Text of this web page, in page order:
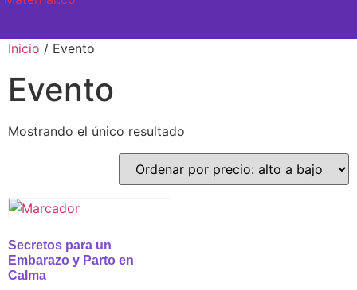
Inicio / Evento
Evento
Mostrando el único resultado
Secretos para un
Embarazo y Parto en
Calma